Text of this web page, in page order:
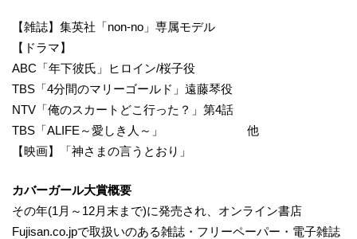
【雑誌】集英社「non-no」専属モデル
【ドラマ】
ABC「年下彼氏」ヒロイン/桜子役
TBS「4分間のマリーゴールド」遠藤琴役
NTV「俺のスカートどこ行った？」第4話
TBS「ALIFE～愛しき人～」 他
【映画】「神さまの言うとおり」
カバーガール大賞概要
その年(1月～12月末まで)に発売され、オンライン書店
Fujisan.co.jpで取扱いのある雑誌・フリーペーパー・電子雑誌